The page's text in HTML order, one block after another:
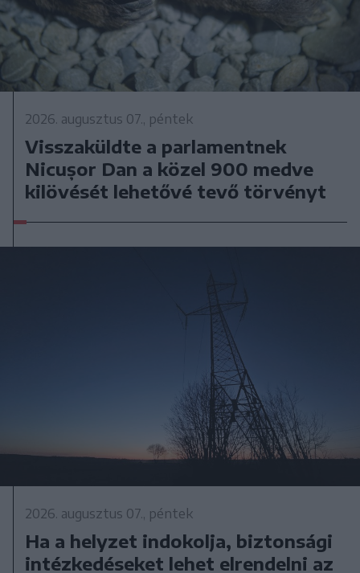
2026. augusztus 07., péntek
Visszaküldte a parlamentnek
Nicușor Dan a közel 900 medve
kilövését lehetővé tevő törvényt
2026. augusztus 07., péntek
Ha a helyzet indokolja, biztonsági
intézkedéseket lehet elrendelni az